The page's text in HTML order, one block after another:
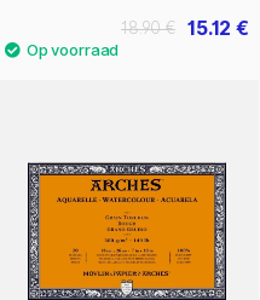
15.12 €
18.90 €